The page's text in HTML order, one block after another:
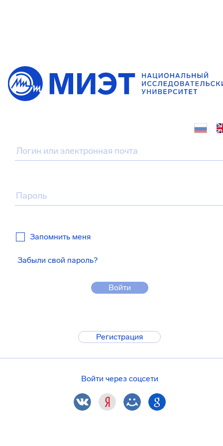
Запомнить меня
Забыли свой пароль?
Войти
Регистрация
Войти через соцсети